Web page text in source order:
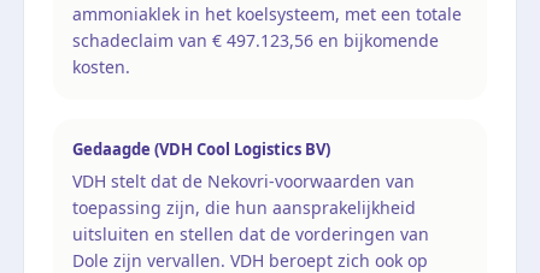
ammoniaklek in het koelsysteem, met een totale
schadeclaim van € 497.123,56 en bijkomende
kosten.
Gedaagde (VDH Cool Logistics BV)
VDH stelt dat de Nekovri-voorwaarden van
toepassing zijn, die hun aansprakelijkheid
uitsluiten en stellen dat de vorderingen van
Dole zijn vervallen. VDH beroept zich ook op